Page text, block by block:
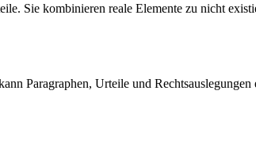
Sie kombinieren reale Elemente zu nicht
Paragraphen, Urteile und